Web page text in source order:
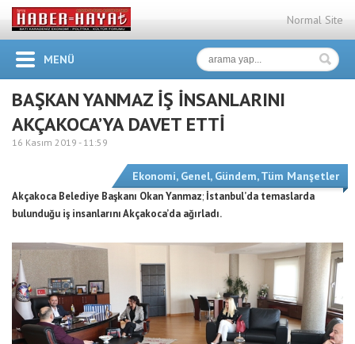
Normal Site
MENÜ
BAŞKAN YANMAZ İŞ İNSANLARINI
AKÇAKOCA’YA DAVET ETTİ
16 Kasım 2019 - 11:59
Ekonomi, Genel, Gündem,Tüm Manşetler
Akçakoca Belediye Başkanı Okan Yanmaz;İstanbul’da temaslarda
bulunduğu iş insanlarını Akçakoca’da ağırladı.